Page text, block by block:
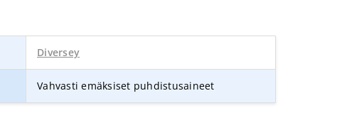
Diversey
Vahvasti emäksiset puhdistusaineet